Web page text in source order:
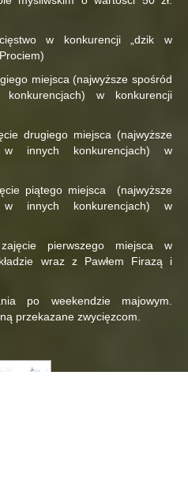
w konkurencji „dzik w
miejsca (najwyższe spośród
w konkurencji
drugiego miejsca (najwyższe
w innych konkurencjach) w
piątego miejsca (najwyższe
w innych konkurencjach) w
pierwszego miejsca w
wraz z Pawłem Firazą i
po weekendzie majowym.
przekazane zwycięzcom.